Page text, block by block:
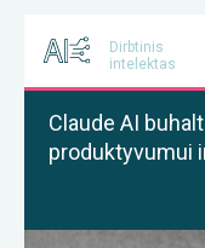
Dirbtinis
intelektas
Claude AI
produktyvumui